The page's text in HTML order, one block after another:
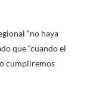
“no haya
que “cuando el
cumpliremos